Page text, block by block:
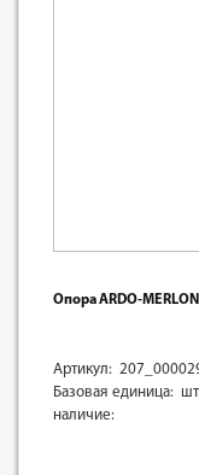
Опора ARDO-
Артикул:
Базовая единица: шт
наличие: